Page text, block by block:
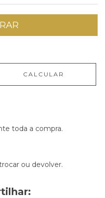
CALCULAR
toda a compra.
ou devolver.